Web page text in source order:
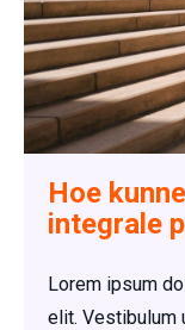
Hoe
integrale
Lorem ipsum
elit. Vestibulum